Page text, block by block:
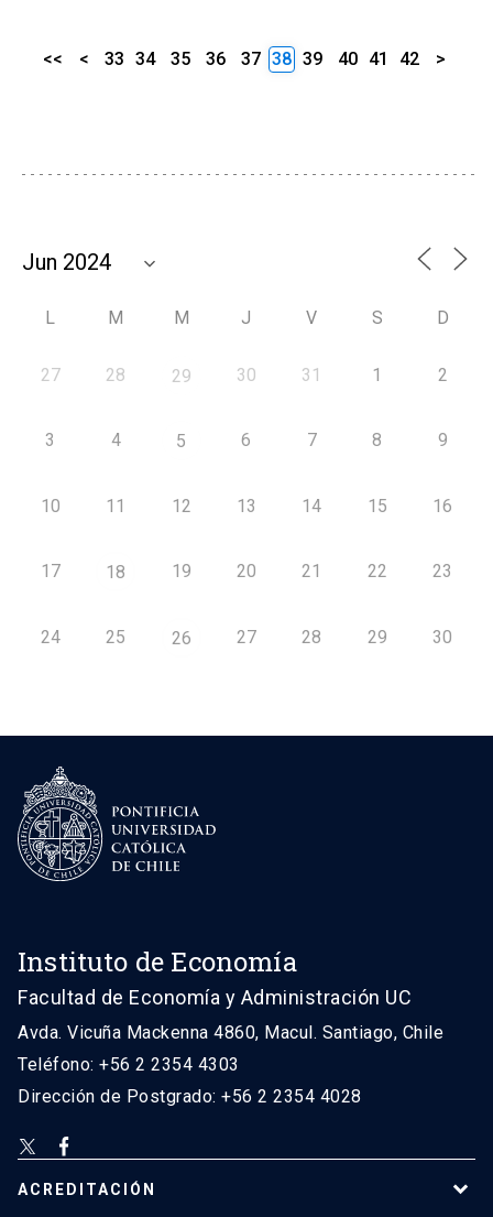
<< < 33 34 35 36 37 38 39 40 41 42 >
L M M J V S D
27 28 29 30 31 1 2
3 4 5 6 7 8 9
10 11 12 13 14 15 16
17 18 19 20 21 22 23
24 25 26 27 28 29 30
Instituto de Economía
Facultad de Economía y Administración UC
Avda. Vicuña Mackenna 4860, Macul. Santiago, Chile
Teléfono: +56 2 2354 4303
Dirección de Postgrado: +56 2 2354 4028
ACREDITACIÓN